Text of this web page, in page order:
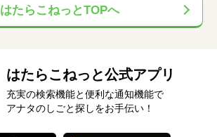
はたらこねっとTOPへ
はたらこねっと公式アプリ
充実の検索機能と便利な通知機能で
アナタのしごと探しをお手伝い！